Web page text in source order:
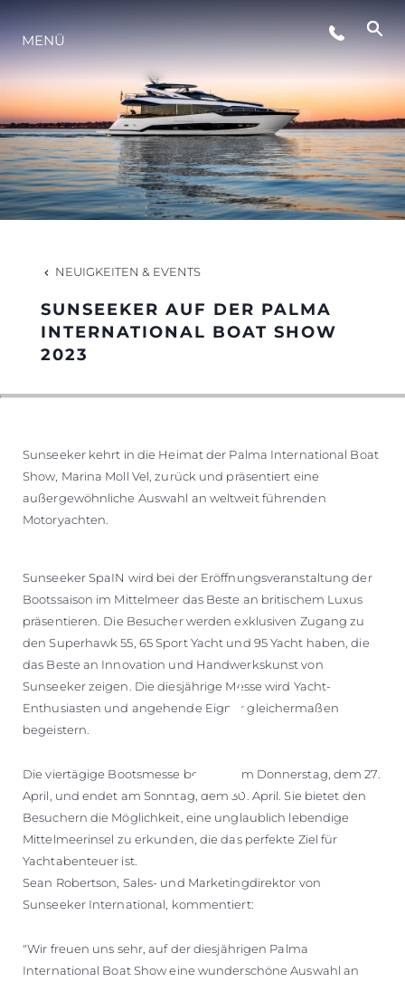
LIFESTYLE
INNOVATION
DIE FIRMA
DAS TEAM
GESCHICHTE
BEWERTEN SIE IHR BOOT
MENÜ
NEUIGKEITEN & EVENTS
SUNSEEKER AUF DER PALMA
INTERNATIONAL BOAT SHOW
2023
Sunseeker kehrt in die Heimat der Palma International Boat
Show, Marina Moll Vel, zurück und präsentiert eine
außergewöhnliche Auswahl an weltweit führenden
Motoryachten.
Sunseeker SpaIN wird bei der Eröffnungsveranstaltung der
Bootssaison im Mittelmeer das Beste an britischem Luxus
präsentieren. Die Besucher werden exklusiven Zugang zu
den Superhawk 55, 65 Sport Yacht und 95 Yacht haben, die
das Beste an Innovation und Handwerkskunst von
Sunseeker zeigen. Die diesjährige Messe wird Yacht-
Enthusiasten und angehende Eigner gleichermaßen
begeistern.
Die viertägige Bootsmesse beginnt am Donnerstag, dem 27.
April, und endet am Sonntag, dem 30. April. Sie bietet den
Besuchern die Möglichkeit, eine unglaublich lebendige
Mittelmeerinsel zu erkunden, die das perfekte Ziel für
Yachtabenteuer ist.
Sean Robertson, Sales- und Marketingdirektor von
Sunseeker International, kommentiert:
"Wir freuen uns sehr, auf der diesjährigen Palma
International Boat Show eine wunderschöne Auswahl an